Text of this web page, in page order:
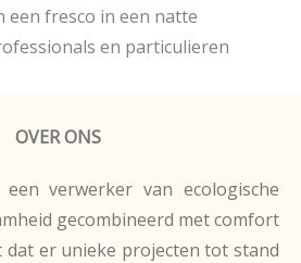
een fresco in een natte
en particulieren
OVER ONS
een verwerker van ecologische
gecombineerd met comfort
er unieke projecten tot stand